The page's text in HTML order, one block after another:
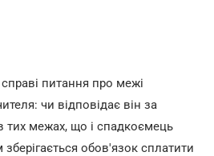
питання про межі
чи відповідає він за
межах, що і спадкоємець
обов'язок сплатити